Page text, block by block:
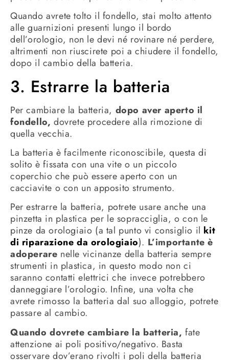
Quando avrete tolto il fondello, stai molto attento
alle guarnizioni presenti lungo il bordo
dell’orologio, non le devi né rovinare né perdere,
altrimenti non riuscirete poi a chiudere il fondello,
dopo il cambio della batteria.
3. Estrarre la batteria
Per cambiare la batteria, dopo aver aperto il
fondello, dovrete procedere alla rimozione di
quella vecchia.
La batteria è facilmente riconoscibile, questa di
solito è fissata con una vite o un piccolo
coperchio che può essere aperto con un
cacciavite o con un apposito strumento.
Per estrarre la batteria, potrete usare anche una
pinzetta in plastica per le sopracciglia, o con le
pinze da orologiaio (a tal punto vi consiglio il kit
di riparazione da orologiaio). L’importante è
adoperare nelle vicinanze della batteria sempre
strumenti in plastica, in questo modo non ci
saranno contatti elettrici che invece potrebbero
danneggiare l’orologio. Infine, una volta che
avrete rimosso la batteria dal suo alloggio, potrete
passare al cambio.
Quando dovrete cambiare la batteria, fate
attenzione ai poli positivo/negativo. Basta
osservare dov’erano rivolti i poli della batteria